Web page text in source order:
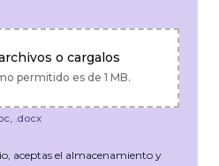
o cargalos
permitido es de 1 MB.
.docx
aceptas el almacenamiento y